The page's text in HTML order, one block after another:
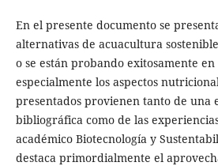
En el presente documento se
alternativas de acuacultura
o se están probando exitosamente
especialmente los aspectos
presentados provienen tanto de una
bibliográfica como de las
académico Biotecnología y
destaca primordialmente el